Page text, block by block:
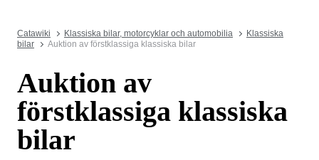
Catawiki Klassiska bilar, motorcyklar och automobilia
Klassiska
bilar
Auktion av förstklassiga klassiska bilar
Auktion av
förstklassiga klassiska
bilar